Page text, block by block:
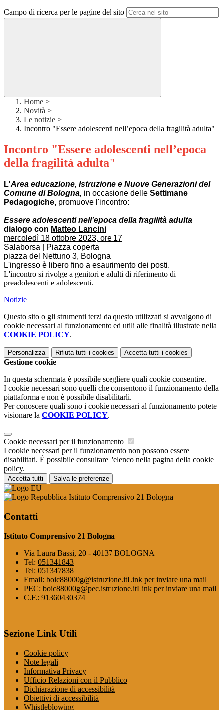
Campo di ricerca per le pagine del sito
Home >
Novità >
Le notizie >
Incontro "Essere adolescenti nell’epoca della fragilità adulta"
Incontro "Essere adolescenti nell’epoca
della fragilità adulta"
L'Area educazione, Istruzione e Nuove Generazioni del
Comune di Bologna, in occasione delle Settimane
Pedagogiche, promuove l'incontro:
Essere adolescenti nell’epoca della fragilità adulta
dialogo con Matteo Lancini
mercoledì 18 ottobre 2023, ore 17
Salaborsa | Piazza coperta
piazza del Nettuno 3, Bologna
L'ingresso è libero fino a esaurimento dei posti.
L'incontro si rivolge a genitori e adulti di riferimento di
preadolescenti e adolescenti.
Notizie
Questo sito o gli strumenti terzi da questo utilizzati si avvalgono di
cookie necessari al funzionamento ed utili alle finalità illustrate nella
COOKIE POLICY.
Personalizza Rifiuta tutti i cookies Accetta tutti i cookies
Gestione cookie
In questa schermata è possibile scegliere quali cookie consentire.
I cookie necessari sono quelli che consentono il funzionamento della
piattaforma e non è possibile disabilitarli.
Per conoscere quali sono i cookie necessari al funzionamento potete
visionare la COOKIE POLICY.
Cookie necessari per il funzionamento
I cookie necessari per il funzionamento non possono essere
disabilitati. È possibile consultare l'elenco nella pagina della cookie
policy.
Accetta tutti Salva le preferenze
Istituto Comprensivo 21 Bologna
Contatti
Istituto Comprensivo 21 Bologna
Via Laura Bassi, 20 - 40137 BOLOGNA
Tel: 051341843
Tel: 051347838
Email: boic88000g@istruzione.itLink per inviare una mail
PEC: boic88000g@pec.istruzione.itLink per inviare una mail
C.F.: 91360430374
Sezione Link Utili
Cookie policy
Note legali
Informativa Privacy
Ufficio Relazioni con il Pubblico
Dichiarazione di accessibilità
Obiettivi di accessibilità
Whistleblowing